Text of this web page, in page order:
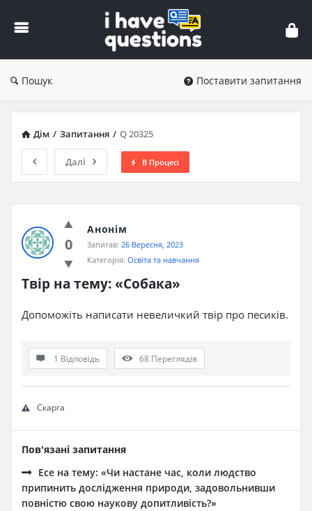
iHaveQuestions
Пошук Поставити запитання
Дім / Запитання / Q 20325
Далі В Процесі
0
Анонім
Запитав: 26 Вересня, 2023
Категорія: Освіта та навчання
Твір на тему: «Собака»
Допоможіть написати невеличкий твір про песиків.
1 Відповідь 68 Переглядів
Скарга
Пов'язані запитання
Есе на тему: «Чи настане час, коли людство
припинить дослідження природи, задовольнивши
повністю свою наукову допитливість?»